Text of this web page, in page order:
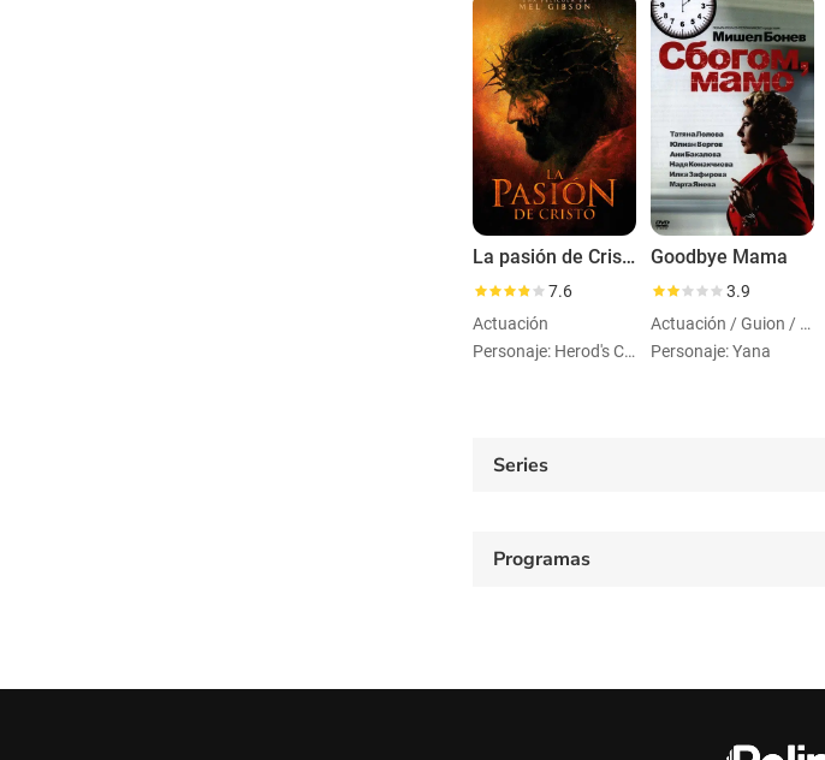
La pasión de Cristo
7.6
Actuación
Personaje: Herod's Court Woman
Goodbye Mama
3.9
Actuación / Guion / Dirección
Personaje: Yana
Series
Programas